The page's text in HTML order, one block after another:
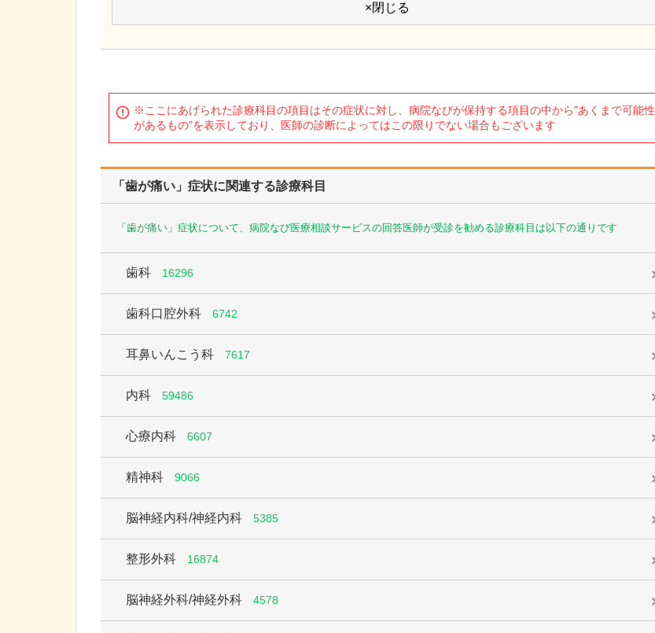
×閉じる
※ここにあげられた診療科目の項目はその症状に対し、病院なびが保持する項目の中から"あくまで可能性
があるもの"を表示しており、医師の診断によってはこの限りでない場合もございます
「歯が痛い」症状に関連する診療科目
「歯が痛い」症状について、病院なび医療相談サービスの回答医師が受診を勧める診療科目は以下の通りです
歯科 16296
歯科口腔外科 6742
耳鼻いんこう科 7617
内科 59486
心療内科 6607
精神科 9066
脳神経内科/神経内科 5385
整形外科 16874
脳神経外科/神経外科 4578